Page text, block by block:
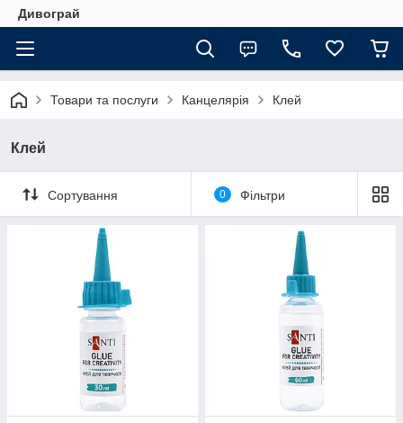
Дивограй
Товари та послуги Канцелярія Клей
Клей
Сортування 0 Фільтри